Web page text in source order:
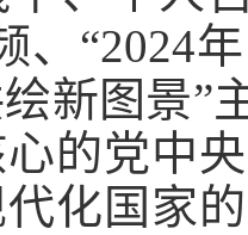
、“2024
新图景”
的党中
化国家